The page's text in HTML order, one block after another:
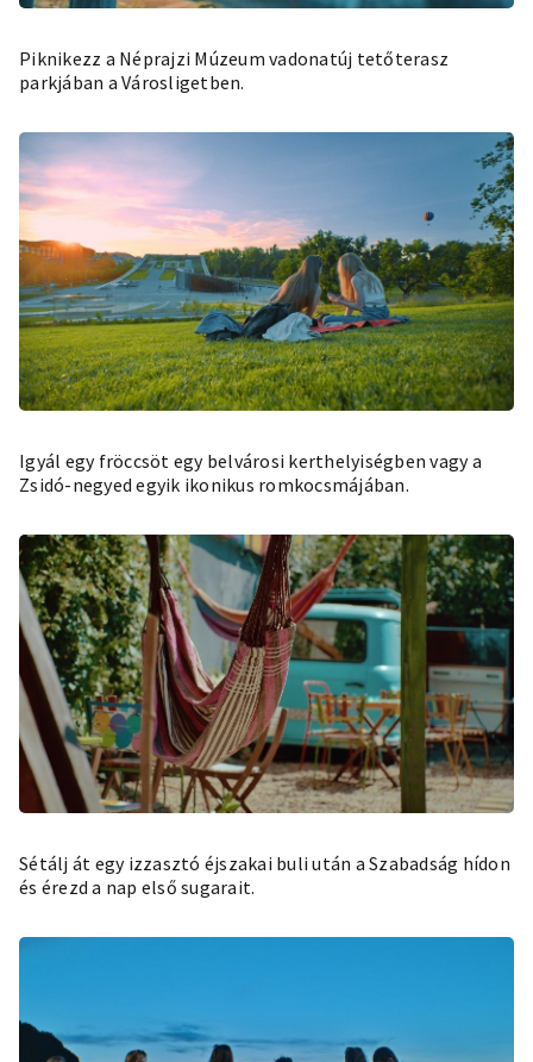
Piknikezz a Néprajzi Múzeum vadonatúj tetőterasz
parkjában a Városligetben.
Igyál egy fröccsöt egy belvárosi kerthelyiségben vagy a
Zsidó-negyed egyik ikonikus romkocsmájában.
Sétálj át egy izzasztó éjszakai buli után a Szabadság hídon
és érezd a nap első sugarait.